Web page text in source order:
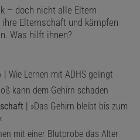
– doch nicht alle Eltern
Elternschaft und kämpfen
Was hilft ihnen?
| Wie Lernen mit ADHS gelingt
kann dem Gehirn schaden
| »Das Gehirn bleibt bis zum
mit einer Blutprobe das Alter